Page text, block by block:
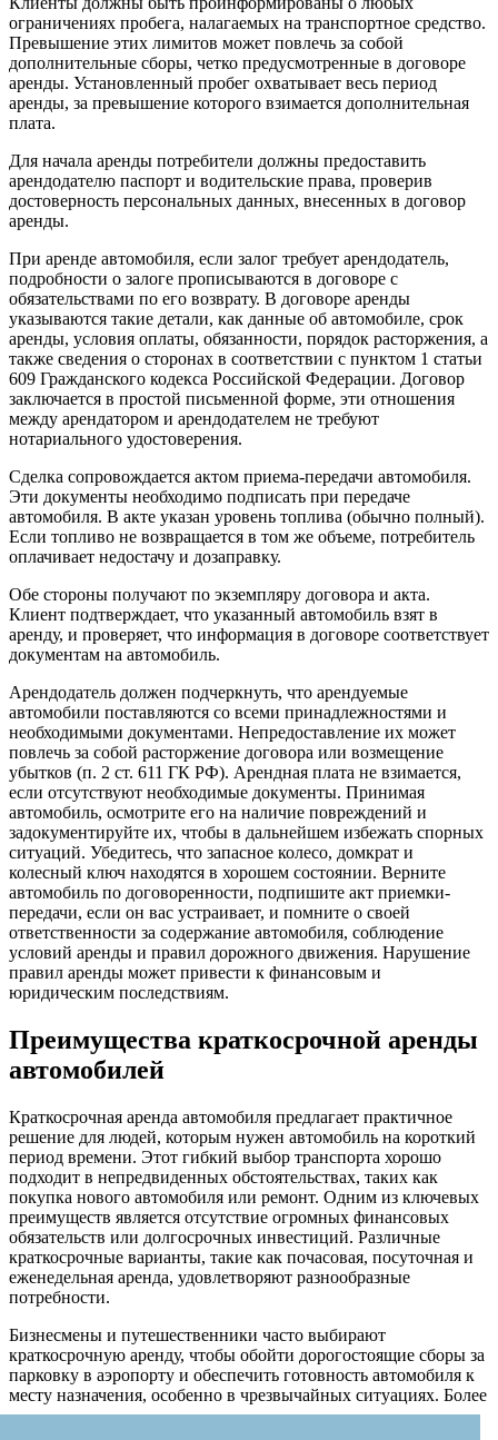
ограничениях пробега, налагаемых на транспортное средство.
Превышение этих лимитов может повлечь за собой
дополнительные сборы, четко предусмотренные в договоре
аренды. Установленный пробег охватывает весь период
аренды, за превышение которого взимается дополнительная
плата.
Для начала аренды потребители должны предоставить
арендодателю паспорт и водительские права, проверив
достоверность персональных данных, внесенных в договор
аренды.
При аренде автомобиля, если залог требует арендодатель,
подробности о залоге прописываются в договоре с
обязательствами по его возврату. В договоре аренды
указываются такие детали, как данные об автомобиле, срок
аренды, условия оплаты, обязанности, порядок расторжения, а
также сведения о сторонах в соответствии с пунктом 1 статьи
609 Гражданского кодекса Российской Федерации. Договор
заключается в простой письменной форме, эти отношения
между арендатором и арендодателем не требуют
нотариального удостоверения.
Сделка сопровождается актом приема-передачи автомобиля.
Эти документы необходимо подписать при передаче
автомобиля. В акте указан уровень топлива (обычно полный).
Если топливо не возвращается в том же объеме, потребитель
оплачивает недостачу и дозаправку.
Обе стороны получают по экземпляру договора и акта.
Клиент подтверждает, что указанный автомобиль взят в
аренду, и проверяет, что информация в договоре соответствует
документам на автомобиль.
Арендодатель должен подчеркнуть, что арендуемые
автомобили поставляются со всеми принадлежностями и
необходимыми документами. Непредоставление их может
повлечь за собой расторжение договора или возмещение
убытков (п. 2 ст. 611 ГК РФ). Арендная плата не взимается,
если отсутствуют необходимые документы. Принимая
автомобиль, осмотрите его на наличие повреждений и
задокументируйте их, чтобы в дальнейшем избежать спорных
ситуаций. Убедитесь, что запасное колесо, домкрат и
колесный ключ находятся в хорошем состоянии. Верните
автомобиль по договоренности, подпишите акт приемки-
передачи, если он вас устраивает, и помните о своей
ответственности за содержание автомобиля, соблюдение
условий аренды и правил дорожного движения. Нарушение
правил аренды может привести к финансовым и
юридическим последствиям.
Преимущества краткосрочной аренды
автомобилей
Краткосрочная аренда автомобиля предлагает практичное
решение для людей, которым нужен автомобиль на короткий
период времени. Этот гибкий выбор транспорта хорошо
подходит в непредвиденных обстоятельствах, таких как
покупка нового автомобиля или ремонт. Одним из ключевых
преимуществ является отсутствие огромных финансовых
обязательств или долгосрочных инвестиций. Различные
краткосрочные варианты, такие как почасовая, посуточная и
еженедельная аренда, удовлетворяют разнообразные
потребности.
Бизнесмены и путешественники часто выбирают
краткосрочную аренду, чтобы обойти дорогостоящие сборы за
парковку в аэропорту и обеспечить готовность автомобиля к
месту назначения, особенно в чрезвычайных ситуациях. Более